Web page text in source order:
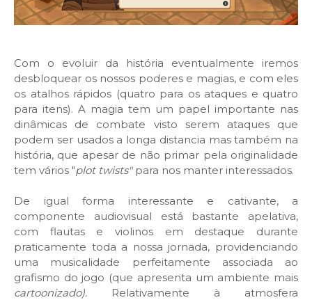
Com o evoluir da história eventualmente iremos
desbloquear os nossos poderes e magias, e com eles
os atalhos rápidos (quatro para os ataques e quatro
para itens). A magia tem um papel importante nas
dinâmicas de combate visto serem ataques que
podem ser usados a longa distancia mas também na
história, que apesar de não primar pela originalidade
tem vários "plot twists" para nos manter interessados.
De igual forma interessante e cativante, a
componente audiovisual está bastante apelativa,
com flautas e violinos em destaque durante
praticamente toda a nossa jornada, providenciando
uma musicalidade perfeitamente associada ao
grafismo do jogo (que apresenta um ambiente mais
cartoonizado).
Relativamente à atmosfera